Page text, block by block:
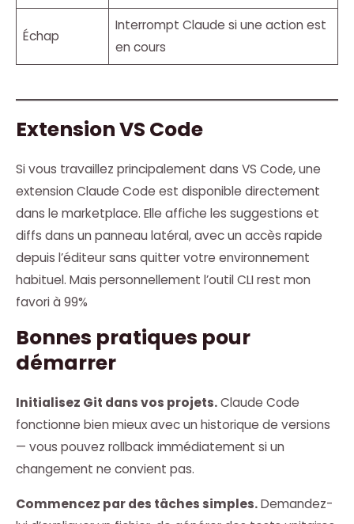
Échap
Interrompt Claude si une action est
en cours
Extension VS Code
Si vous travaillez principalement dans VS Code, une
extension Claude Code est disponible directement
dans le marketplace. Elle affiche les suggestions et
diffs dans un panneau latéral, avec un accès rapide
depuis l’éditeur sans quitter votre environnement
habituel. Mais personnellement l’outil CLI rest mon
favori à 99%
Bonnes pratiques pour
démarrer
Initialisez Git dans vos projets.Claude Code
fonctionne bien mieux avec un historique de versions
— vous pouvez rollback immédiatement si un
changement ne convient pas.
Commencez par des tâches simples.Demandez-